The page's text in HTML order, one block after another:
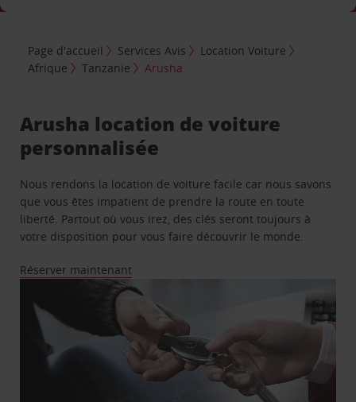
Page d'accueil Services Avis
Location Voiture
Afrique
Tanzanie Arusha
Arusha location de voiture
personnalisée
Nous rendons la location de voiture facile car nous savons
que vous êtes impatient de prendre la route en toute
liberté. Partout où vous irez, des clés seront toujours à
votre disposition pour vous faire découvrir le monde.
Réserver maintenant